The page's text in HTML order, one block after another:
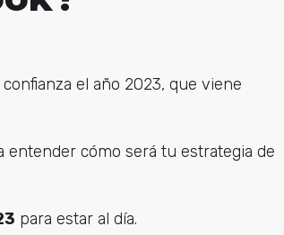
el año 2023, que viene
entender cómo será tu estrategia de
para estar al día.